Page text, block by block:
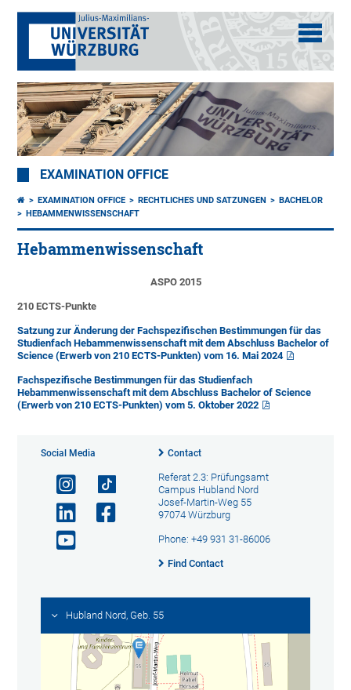
EXAMINATION OFFICE
EXAMINATION OFFICE RECHTLICHES UND SATZUNGEN
BACHELOR
HEBAMMENWISSENSCHAFT
Hebammenwissenschaft
ASPO 2015
210 ECTS-Punkte
Satzung zur Änderung der Fachspezifischen Bestimmungen für das
Studienfach Hebammenwissenschaft mit dem Abschluss Bachelor of
Science (Erwerb von 210 ECTS-Punkten) vom 16. Mai 2024
Fachspezifische Bestimmungen für das Studienfach
Hebammenwissenschaft mit dem Abschluss Bachelor of Science
(Erwerb von 210 ECTS-Punkten) vom 5. Oktober 2022
Social Media Contact
Referat 2.3: Prüfungsamt
Campus Hubland Nord
Josef-Martin-Weg 55
97074 Würzburg
Phone: +49 931 31-86006
Find Contact
Hubland Nord, Geb. 55